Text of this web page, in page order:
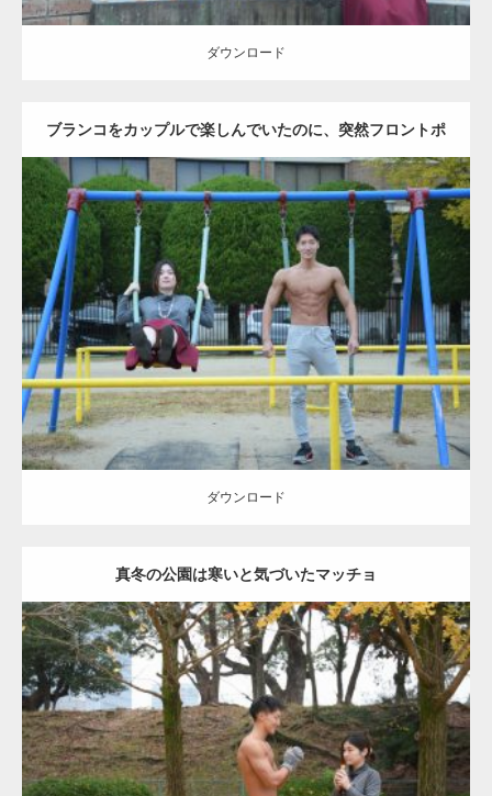
ダウンロード
ブランコをカップルで楽しんでいたのに、突然フロントポ
ーズをするマッチョ
Update: 2021.07.6
Category:公園のマッチョ その他 AKIHITO(細マッチョ) 腹筋 大胸筋
ダウンロード
ダウンロード
真冬の公園は寒いと気づいたマッチョ
Update: 2021.07.8
Category:公園のマッチョ その他 AKIHITO(細マッチョ) 上腕三頭筋
肩